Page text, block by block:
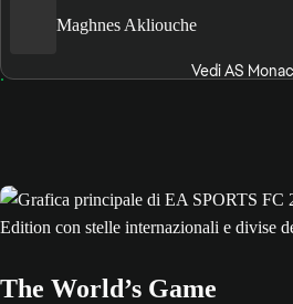
Maghnes Akliouche
Vedi AS
The World’s Game